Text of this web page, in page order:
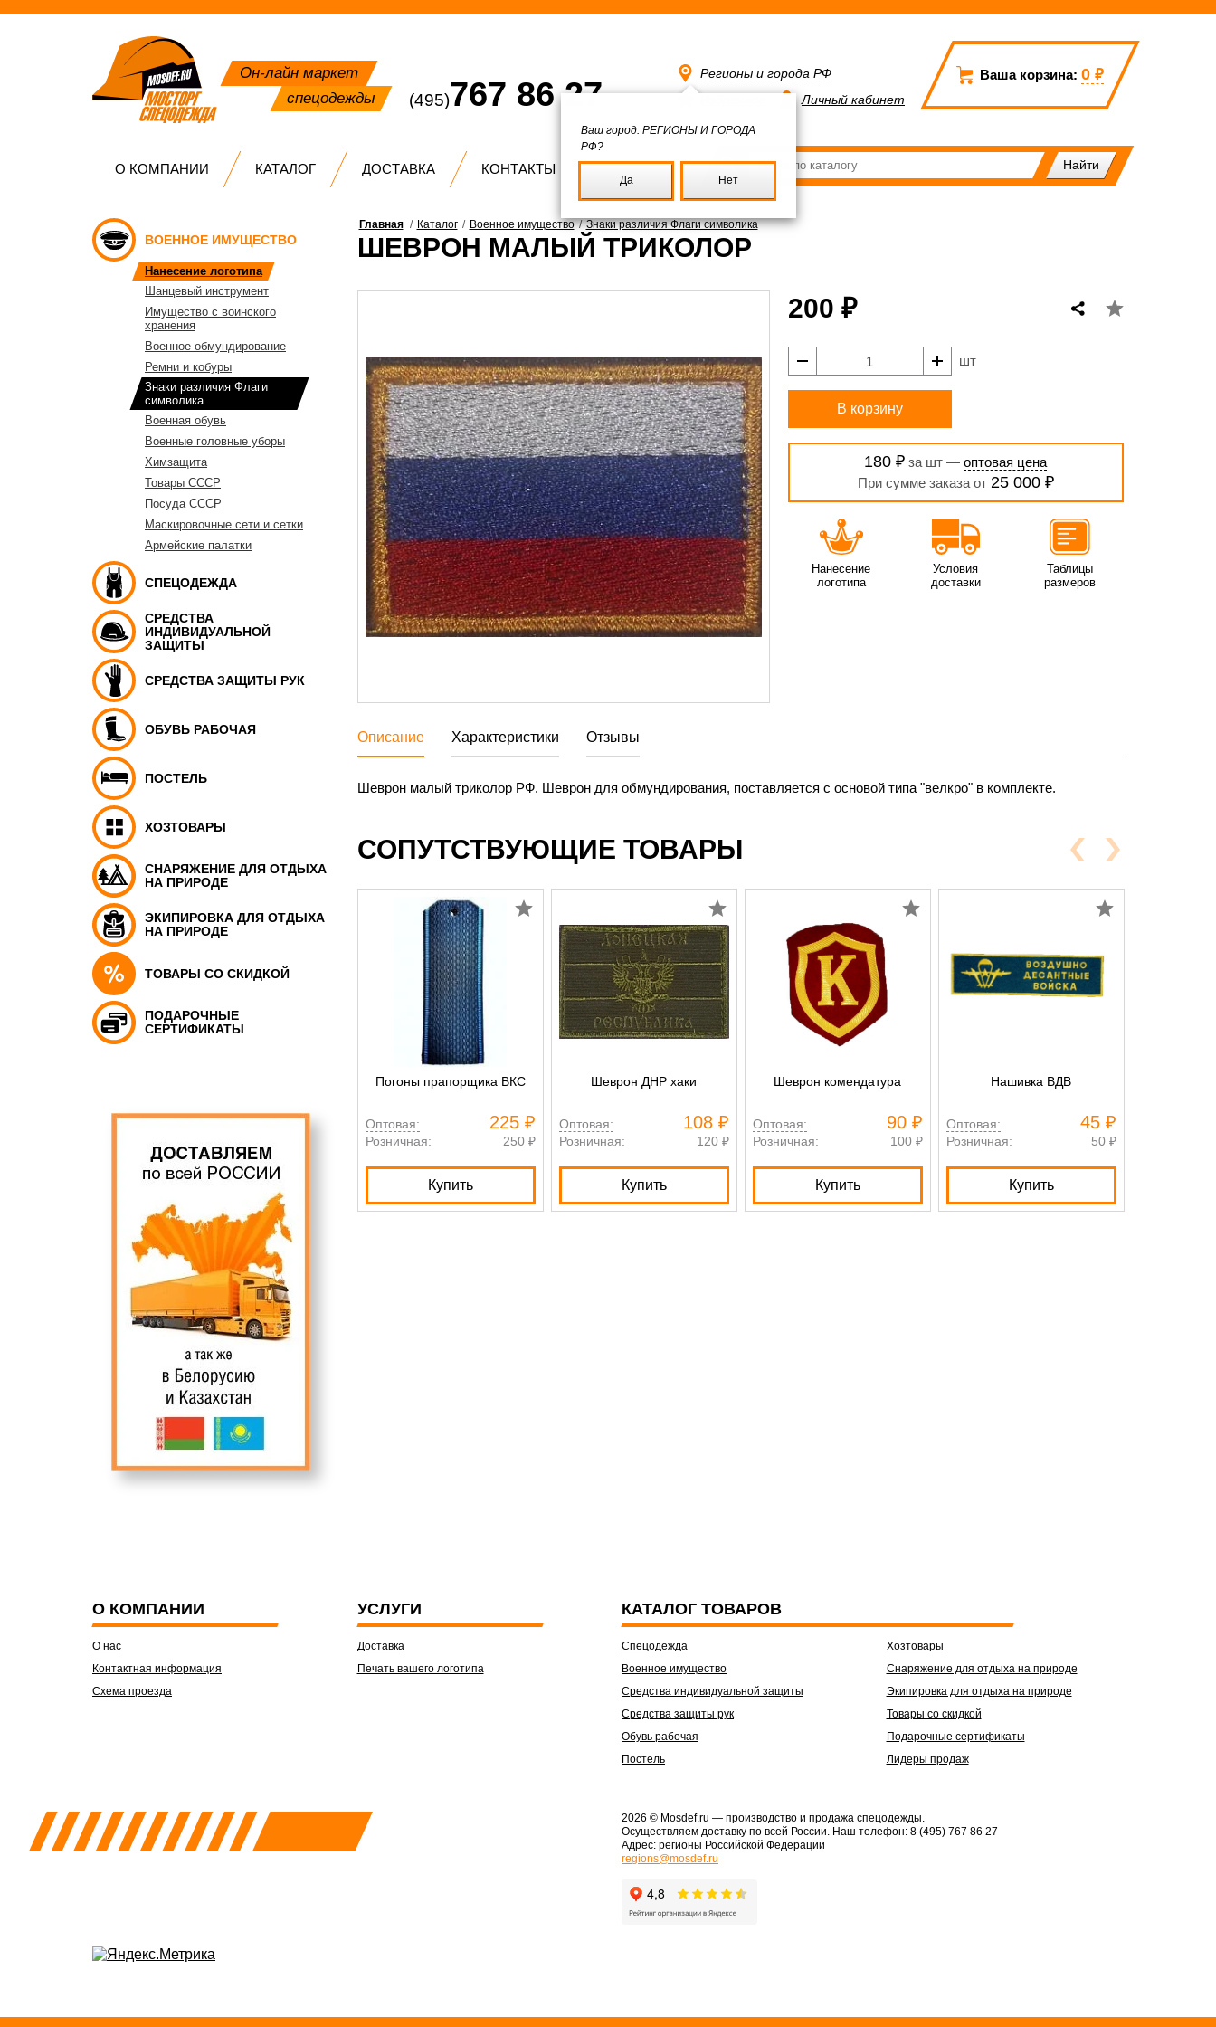
Он-лайн маркет
спецодежды
(495)767 86 27
Ваша корзина: 0 ₽
Регионы и города РФ
Ваш город: РЕГИОНЫ И ГОРОДА
РФ?
Да Нет
Личный кабинет
О КОМПАНИИ КАТАЛОГ ДОСТАВКА КОНТАКТЫ
ВОЕННОЕ ИМУЩЕСТВО
Нанесение логотипа
Шанцевый инструмент
Имущество с воинского
хранения
Военное обмундирование
Ремни и кобуры
Знаки различия Флаги
символика
Военная обувь
Военные головные уборы
Химзащита
Товары СССР
Посуда СССР
Маскировочные сети и сетки
Армейские палатки
СПЕЦОДЕЖДА
СРЕДСТВА
ИНДИВИДУАЛЬНОЙ
ЗАЩИТЫ
СРЕДСТВА ЗАЩИТЫ РУК
ОБУВЬ РАБОЧАЯ
ПОСТЕЛЬ
ХОЗТОВАРЫ
СНАРЯЖЕНИЕ ДЛЯ ОТДЫХА
НА ПРИРОДЕ
ЭКИПИРОВКА ДЛЯ ОТДЫХА
НА ПРИРОДЕ
ТОВАРЫ СО СКИДКОЙ
ПОДАРОЧНЫЕ
СЕРТИФИКАТЫ
Главная / Каталог / Военное имущество/Знаки различия Флаги символика
ШЕВРОН МАЛЫЙ ТРИКОЛОР
200 ₽
шт
В корзину
180 ₽ за шт —оптовая цена
При сумме заказа от 25 000 ₽
Описание Характеристики Отзывы
Шеврон малый триколор РФ. Шеврон для обмундирования, поставляется с основой типа "велкро" в комплекте.
Нанесение
логотипа
Условия
доставки
Таблицы
размеров
СОПУТСТВУЮЩИЕ ТОВАРЫ
Погоны прапорщика ВКС
Оптовая: 225 ₽
Розничная: 250 ₽
Купить
Шеврон ДНР хаки
Оптовая: 108 ₽
Розничная: 120 ₽
Купить
Шеврон комендатура
Оптовая: 90 ₽
Розничная: 100 ₽
Купить
Нашивка ВДВ
Оптовая: 45 ₽
Розничная: 50 ₽
Купить
О КОМПАНИИ
О нас
Контактная информация
Схема проезда
УСЛУГИ
Доставка
Печать вашего логотипа
КАТАЛОГ ТОВАРОВ
Спецодежда
Военное имущество
Средства индивидуальной защиты
Средства защиты рук
Обувь рабочая
Постель
Хозтовары
Снаряжение для отдыха на природе
Экипировка для отдыха на природе
Товары со скидкой
Подарочные сертификаты
Лидеры продаж
2026 © Mosdef.ru — производство и продажа спецодежды.
Осуществляем доставку по всей России. Наш телефон: 8 (495) 767 86 27
Адрес: регионы Российской Федерации
regions@mosdef.ru